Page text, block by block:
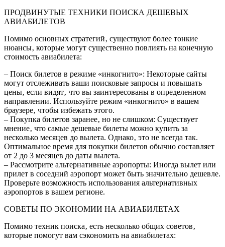
ПРОДВИНУТЫЕ ТЕХНИКИ ПОИСКА ДЕШЕВЫХ
АВИАБИЛЕТОВ
Помимо основных стратегий‚ существуют более тонкие
нюансы‚ которые могут существенно повлиять на конечную
стоимость авиабилета:
– Поиск билетов в режиме «инкогнито»: Некоторые сайты
могут отслеживать ваши поисковые запросы и повышать
цены‚ если видят‚ что вы заинтересованы в определенном
направлении. Используйте режим «инкогнито» в вашем
браузере‚ чтобы избежать этого.
– Покупка билетов заранее‚ но не слишком: Существует
мнение‚ что самые дешевые билеты можно купить за
несколько месяцев до вылета. Однако‚ это не всегда так.
Оптимальное время для покупки билетов обычно составляет
от 2 до 3 месяцев до даты вылета.
– Рассмотрите альтернативные аэропорты: Иногда вылет или
прилет в соседний аэропорт может быть значительно дешевле.
Проверьте возможность использования альтернативных
аэропортов в вашем регионе.
СОВЕТЫ ПО ЭКОНОМИИ НА АВИАБИЛЕТАХ
Помимо техник поиска‚ есть несколько общих советов‚
которые помогут вам сэкономить на авиабилетах: